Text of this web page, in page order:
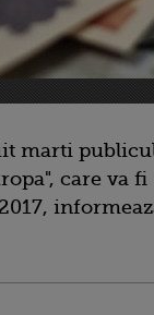
marti
care va fi